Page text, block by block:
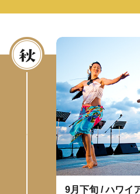
9月下旬 / ハワイ